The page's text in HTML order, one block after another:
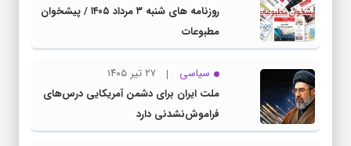
روزنامه های شنبه ۳ مرداد ۱۴۰۵ / پیشخوان
مطبوعات
سیاسی
۲۷ تیر ۱۴۰۵
ملت ایران برای دشمن آمریکایی درس‌های
فراموش‌نشدنی دارد